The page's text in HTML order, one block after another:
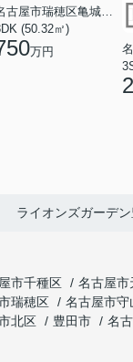
(50.32㎡)
万円
ライオンズガーデ
市千種区
名古屋市
瑞穂区
名古屋市守
北区 豊田市
名